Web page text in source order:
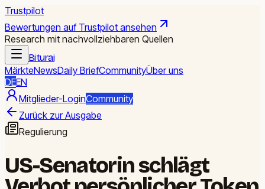
Trustpilot
Bewertungen auf Trustpilot ansehen
Research mit nachvollziehbaren Quellen
Biturai
MärkteNewsDaily BriefCommunityÜber uns
DEEN
Mitglieder-LoginCommunity
Zurück zur Ausgabe
Regulierung
US-Senatorin schlägt